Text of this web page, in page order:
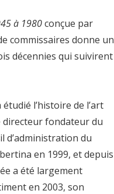
à 1980conçue par
commissaires donne un
décennies qui suivirent
l’histoire de l’art
directeur fondateur du
d’administration du
en 1999, et depuis
a été largement
en 2003, son